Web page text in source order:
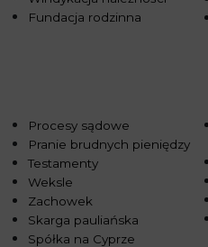
Fundacja rodzinna
Procesy sądowe
Pranie brudnych pieniędzy
Testamenty
Weksle
Zachowek
Skarga pauliańska
Spółka na Cyprze